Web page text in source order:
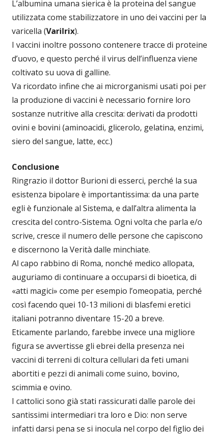
L’albumina umana sierica è la proteina del sangue
utilizzata come stabilizzatore in uno dei vaccini per la
varicella (Varilrix).
I vaccini inoltre possono contenere tracce di proteine
d’uovo, e questo perché il virus dell’influenza viene
coltivato su uova di galline.
Va ricordato infine che ai microrganismi usati poi per
la produzione di vaccini è necessario fornire loro
sostanze nutritive alla crescita: derivati da prodotti
ovini e bovini (aminoacidi, glicerolo, gelatina, enzimi,
siero del sangue, latte, ecc.)
Conclusione
Ringrazio il dottor Burioni di esserci, perché la sua
esistenza bipolare è importantissima: da una parte
egli è funzionale al Sistema, e dall’altra alimenta la
crescita del contro-Sistema. Ogni volta che parla e/o
scrive, cresce il numero delle persone che capiscono
e discernono la Verità dalle minchiate.
Al capo rabbino di Roma, nonché medico allopata,
auguriamo di continuare a occuparsi di bioetica, di
«atti magici» come per esempio l’omeopatia, perché
così facendo quei 10-13 milioni di blasfemi eretici
italiani potranno diventare 15-20 a breve.
Eticamente parlando, farebbe invece una migliore
figura se avvertisse gli ebrei della presenza nei
vaccini di terreni di coltura cellulari da feti umani
abortiti e pezzi di animali come suino, bovino,
scimmia e ovino.
I cattolici sono già stati rassicurati dalle parole dei
santissimi intermediari tra loro e Dio: non serve
infatti darsi pena se si inocula nel corpo del figlio dei